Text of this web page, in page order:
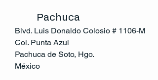
Pachuca
Blvd. Luis Donaldo Colosio # 1106-M
Col. Punta Azul
Pachuca de Soto, Hgo.
México